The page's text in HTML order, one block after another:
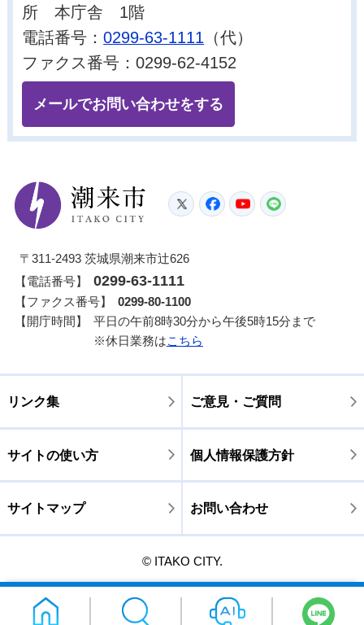
所 本庁舎 1階
電話番号：0299-63-1111 （代）
ファクス番号：0299-62-4152
メールでお問い合わせをする
潮来市
TwitterFacebook
YouTube
〒311-2493 茨城県潮来市辻626
【電話番号】
0299-63-1111
【ファクス番号】
0299-80-1100
【開庁時間】
平日の午前8時30分から午後5時15分まで
※休日業務はこちら
リンク集 ご意見・ご質問
サイトの使い方 個人情報保護方針
サイトマップ お問い合わせ
© ITAKO CITY.